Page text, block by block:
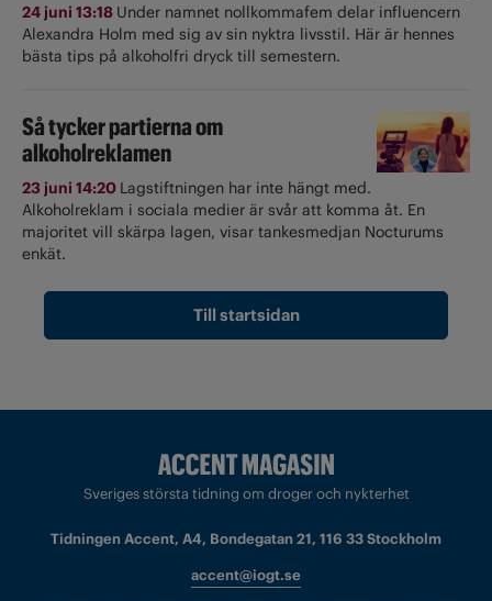
24 juni 13:18 Under namnet nollkommafem delar influencern
Alexandra Holm med sig av sin nyktra livsstil. Här är hennes
bästa tips på alkoholfri dryck till semestern.
Så tycker partierna om
alkoholreklamen
23 juni 14:20 Lagstiftningen har inte hängt med.
Alkoholreklam i sociala medier är svår att komma åt. En
majoritet vill skärpa lagen, visar tankesmedjan Nocturums
enkät.
Till startsidan
Sveriges största tidning om droger och nykterhet
Tidningen Accent, A4, Bondegatan 21, 116 33 Stockholm
accent@iogt.se